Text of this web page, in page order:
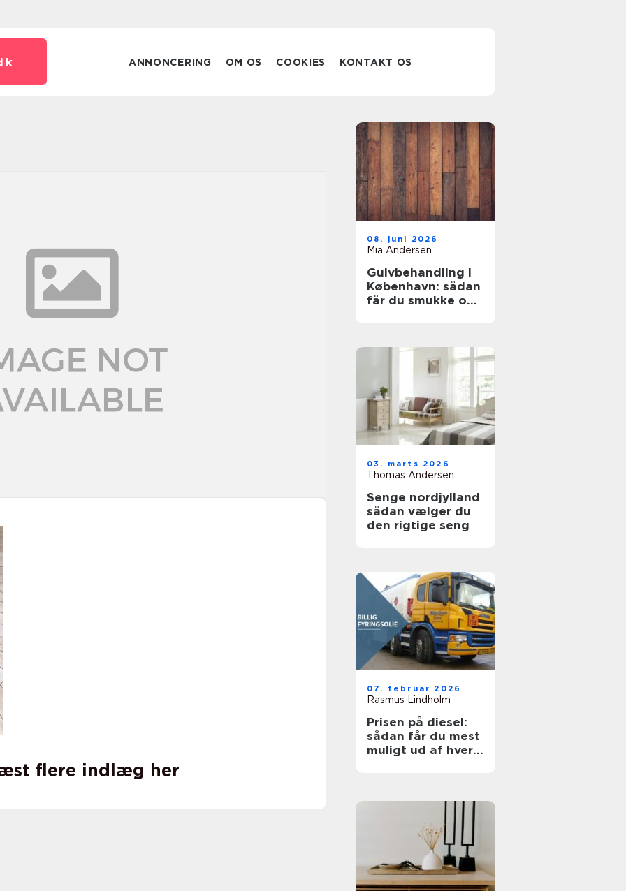
ANNONCERING OM OS COOKIES KONTAKT OS
flere indlæg her
08. juni 2026
Mia Andersen
Gulvbehandling i
København: sådan
får du smukke og
03. marts 2026
Thomas Andersen
Senge nordjylland
sådan vælger du
den rigtige seng
07. februar 2026
Rasmus Lindholm
Prisen på diesel:
sådan får du mest
muligt ud af hver